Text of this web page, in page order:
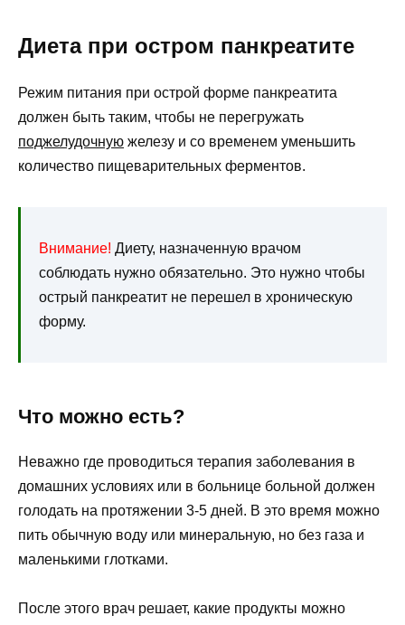
Диета при остром панкреатите
Режим питания при острой форме панкреатита
должен быть таким, чтобы не перегружать
поджелудочную железу и со временем уменьшить
количество пищеварительных ферментов.
Внимание! Диету, назначенную врачом
соблюдать нужно обязательно. Это нужно чтобы
острый панкреатит не перешел в хроническую
форму.
Что можно есть?
Неважно где проводиться терапия заболевания в
домашних условиях или в больнице больной должен
голодать на протяжении 3-5 дней. В это время можно
пить обычную воду или минеральную, но без газа и
маленькими глотками.
После этого врач решает, какие продукты можно